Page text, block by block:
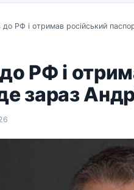
до РФ і отримав російський
РФ і
зараз